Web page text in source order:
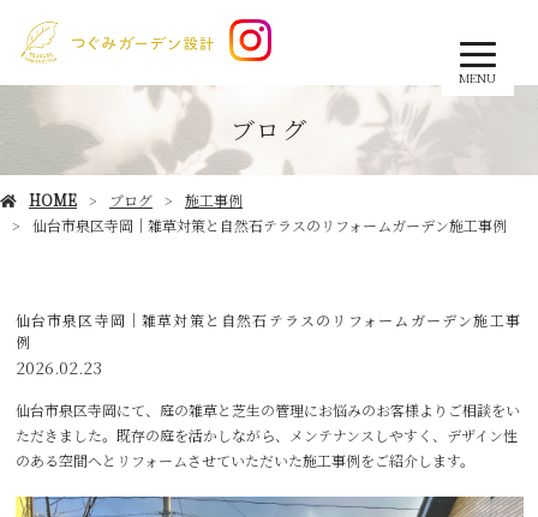
MENU
ブログ
HOME ブログ
施工事例
仙台市泉区寺岡｜雑草対策と自然石テラスのリフォームガーデン施工事例
仙台市泉区寺岡｜雑草対策と自然石テラスのリフォームガーデン施工事
例
2026.02.23
仙台市泉区寺岡にて、庭の雑草と芝生の管理にお悩みのお客様よりご相談をい
ただきました。既存の庭を活かしながら、メンテナンスしやすく、デザイン性
のある空間へとリフォームさせていただいた施工事例をご紹介します。